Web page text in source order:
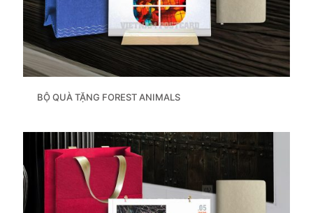
BỘ QUÀ TẶNG FOREST ANIMALS